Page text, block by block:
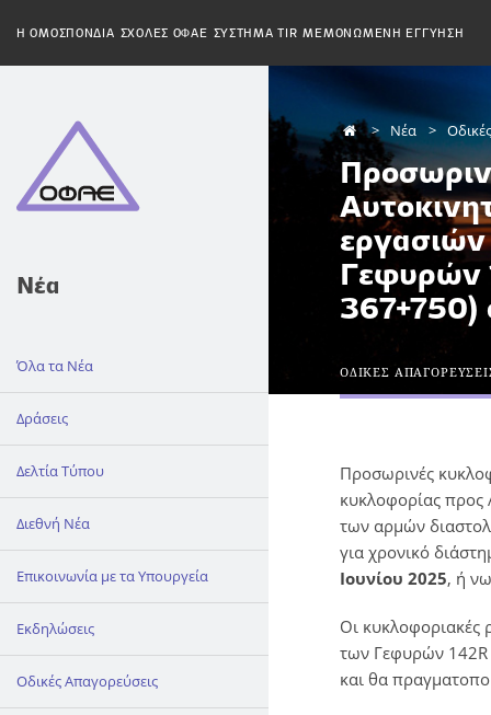
H ΟΜΟΣΠΟΝΔΙΑ ΣΧΟΛΕΣ ΟΦΑΕ ΣΥΣΤΗΜΑ TIR ΜΕΜΟΝΩΜΕΝΗ ΕΓΓΥΗΣΗ
Νέα
Όλα τα Νέα
Δράσεις
Δελτία Τύπου
Διεθνή Νέα
Επικοινωνία με τα Υπουργεία
Εκδηλώσεις
Οδικές Απαγορεύσεις
Νέα
Γεφυρών
367+750)
ΟΔΙΚΕΣ
Προσωρινές
κυκλοφορίας προς
των αρμών
για χρονικό
Ιουνίου 2025, ή
Οι κυκλοφοριακές
των Γεφυρών 142R
και θα